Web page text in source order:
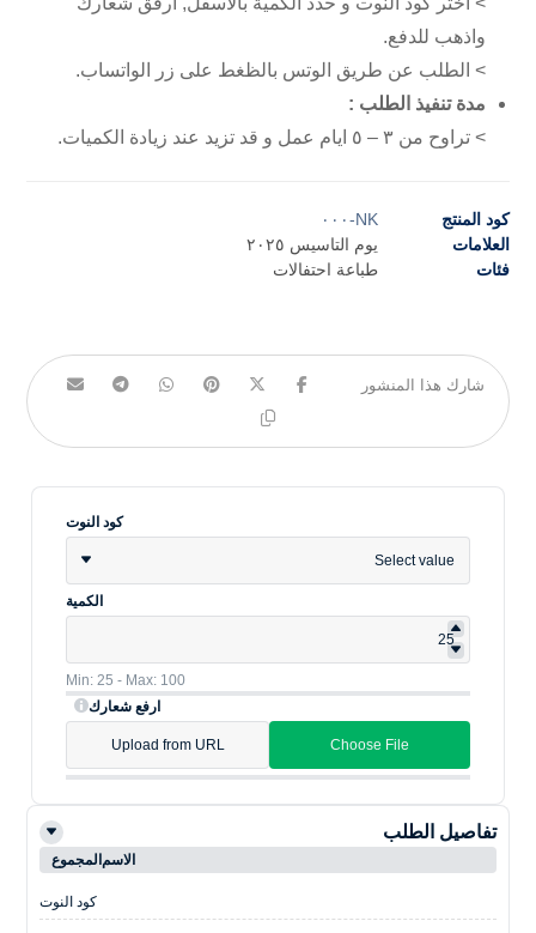
واذهب للدفع.
> الطلب عن طريق الوتس بالظغط على زر الواتساب.
مدة تنفيذ الطلب :
> تراوح من ٣ – ٥ ايام عمل و قد تزيد عند زيادة الكميات.
كود المنتج
NK-٠٠٠
العلامات
يوم التاسيس ٢٠٢٥
فئات
طباعة احتفالات
كود النوت
Select value
الكمية
Min: 25 - Max: 100
ارفع شعارك
Choose File
Upload from URL
تفاصيل الطلب
الاسم المجموع
كود النوت